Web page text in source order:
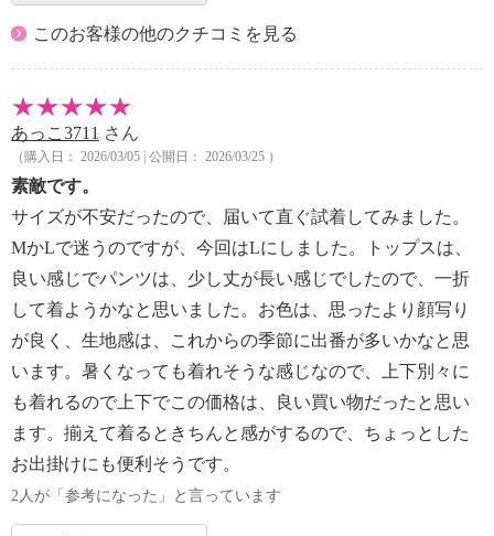
このお客様の他のクチコミを見る
あっこ3711 さん
（購入日： 2026/03/05 | 公開日： 2026/03/25 ）
素敵です。
サイズが不安だったので、届いて直ぐ試着してみました。
MかLで迷うのですが、今回はLにしました。トップスは、
良い感じでパンツは、少し丈が長い感じでしたので、一折
して着ようかなと思いました。お色は、思ったより顔写り
が良く、生地感は、これからの季節に出番が多いかなと思
います。暑くなっても着れそうな感じなので、上下別々に
も着れるので上下でこの価格は、良い買い物だったと思い
ます。揃えて着るときちんと感がするので、ちょっとした
お出掛けにも便利そうです。
2人が「参考になった」と言っています